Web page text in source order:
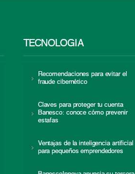
TECNOLOGÍA
Recomendaciones para evitar el
fraude cibernético
Claves para proteger tu cuenta
Banesco: conoce cómo prevenir
estafas
Ventajas de la inteligencia artificial
para pequeños emprendedores